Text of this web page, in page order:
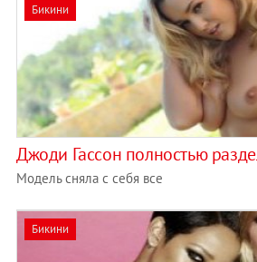
Бикини
Джоди Гассон полностью
Модель сняла с себя все
Бикини